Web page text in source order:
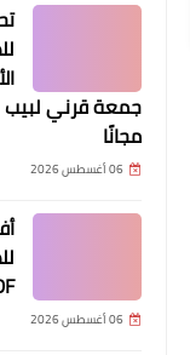
جمعة قرني لبيب
مجانًا
06 أغسطس 2026
06 أغسطس 2026